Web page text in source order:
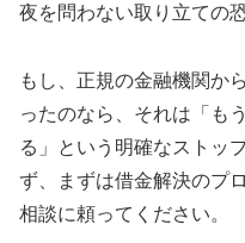
夜を問わない取り立ての
もし、正規の金融機関か
ったのなら、それは「も
る」という明確なストッ
ず、まずは借金解決のプ
相談に頼ってください。